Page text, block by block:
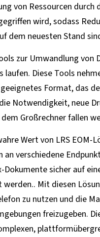
von Ressourcen
wird, sodass
dem neuesten Stand
zur Umwandlung
Diese Tools
Format, das
Notwendigkeit, neue
Großrechner fallen
Wert von LRS
verschiedene
sicher auf
Mit diesen
zu nutzen und die
freizugeben.